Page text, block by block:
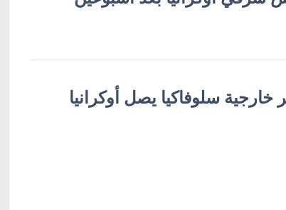
خارجية سلوفاكيا يصل أوكرانيا